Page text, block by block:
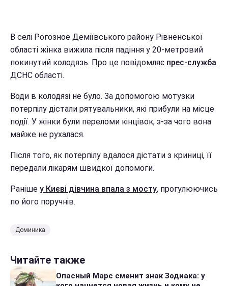
В селі Рогозное Деміївського району Рівненської
області жінка вижила після падіння у 20-метровий
покинутий колодязь. Про це повідомляє прес-служба
ДСНС області.
Води в колодязі не було. За допомогою мотузки
потерпілу дістали рятувальники, які прибули на місце
події. У жінки були переломи кінцівок, з-за чого вона
майже не рухалася.
Після того, як потерпілу вдалося дістати з криниці, її
передали лікарям швидкої допомоги.
Раніше у Києві дівчина впала з мосту, прогулюючись
по його поручнів.
Доминика
Читайте также
Опасный Марс сменит знак Зодиака: у